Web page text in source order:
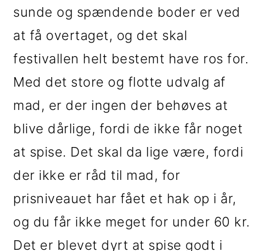
sunde og spændende boder er ved
at få overtaget, og det skal
festivallen helt bestemt have ros for.
Med det store og flotte udvalg af
mad, er der ingen der behøves at
blive dårlige, fordi de ikke får noget
at spise. Det skal da lige være, fordi
der ikke er råd til mad, for
prisniveauet har fået et hak op i år,
og du får ikke meget for under 60 kr.
Det er blevet dyrt at spise godt i